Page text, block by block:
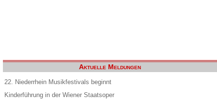
Aktuelle Meldungen
22. Niederrhein Musikfestivals beginnt
Kinderführung in der Wiener Staatsoper